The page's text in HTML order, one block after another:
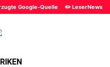
Google-Quelle ✏️ LeserNews